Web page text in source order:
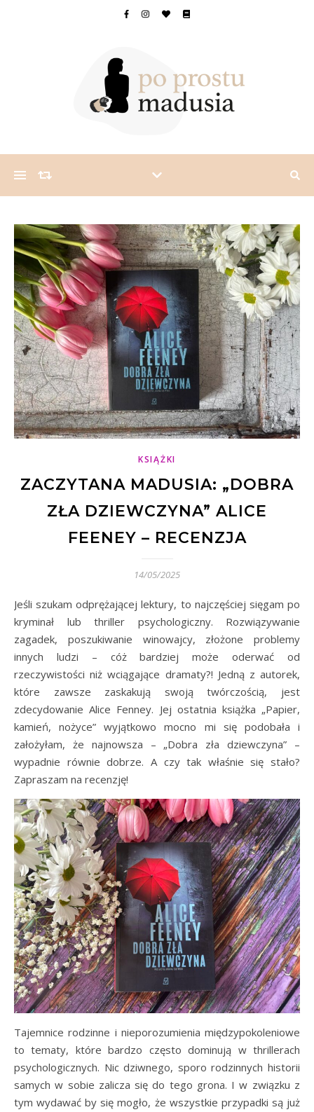
KSIĄŻKI
ZACZYTANA MADUSIA: „DOBRA
ZŁA DZIEWCZYNA” ALICE
FEENEY – RECENZJA
14/05/2025
Jeśli szukam odprężającej lektury, to najczęściej sięgam po
kryminał lub thriller psychologiczny. Rozwiązywanie
zagadek, poszukiwanie winowajcy, złożone problemy
innych ludzi – cóż bardziej może oderwać od
rzeczywistości niż wciągające dramaty?! Jedną z autorek,
które zawsze zaskakują swoją twórczością, jest
zdecydowanie Alice Fenney. Jej ostatnia książka „Papier,
kamień, nożyce” wyjątkowo mocno mi się podobała i
założyłam, że najnowsza – „Dobra zła dziewczyna” –
wypadnie równie dobrze. A czy tak właśnie się stało?
Zapraszam na recenzję!
Tajemnice rodzinne i nieporozumienia międzypokoleniowe
to tematy, które bardzo często dominują w thrillerach
psychologicznych. Nic dziwnego, sporo rodzinnych historii
samych w sobie zalicza się do tego grona. I w związku z
tym wydawać by się mogło, że wszystkie przypadki są już